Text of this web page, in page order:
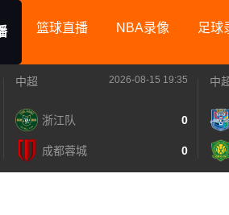
篮球直播 NBA录像 足球
中超 2026-08-15 19:35
浙江队 0
成都蓉城 0
中